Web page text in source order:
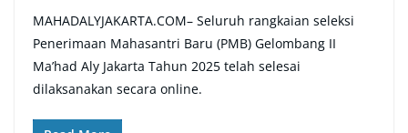
MAHADALYJAKARTA.COM– Seluruh rangkaian seleksi
Penerimaan Mahasantri Baru (PMB) Gelombang II
Ma’had Aly Jakarta Tahun 2025 telah selesai
dilaksanakan secara online.